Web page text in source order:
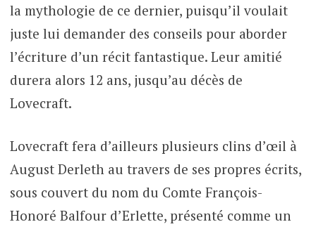
la mythologie de ce dernier, puisqu’il voulait
juste lui demander des conseils pour aborder
l’écriture d’un récit fantastique. Leur amitié
durera alors 12 ans, jusqu’au décès de
Lovecraft.
Lovecraft fera d’ailleurs plusieurs clins d’œil à
August Derleth au travers de ses propres écrits,
sous couvert du nom du Comte François-
Honoré Balfour d’Erlette, présenté comme un